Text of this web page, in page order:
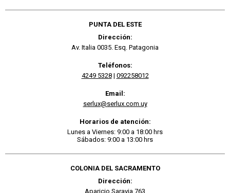
PUNTA DEL ESTE
Dirección:
Av. Italia 0035. Esq. Patagonia
Teléfonos:
4249 5328| 092258012
Email:
serlux@serlux.com.uy
Horarios de atención:
Lunes a Viernes: 9:00 a 18:00 hrs
Sábados: 9:00 a 13:00 hrs
COLONIA DEL SACRAMENTO
Dirección:
Aparicio Saravia 763